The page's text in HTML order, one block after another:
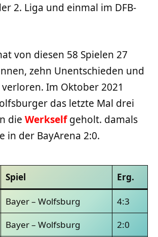
2. Liga und einmal im DFB-
von diesen 58 Spielen 27
zehn Unentschieden und
Im Oktober 2021
das letzte Mal drei
die Werkselfgeholt. damals
in der BayArena 2:0.
Spiel Erg.
Bayer – Wolfsburg
4:3
Bayer – Wolfsburg
2:0